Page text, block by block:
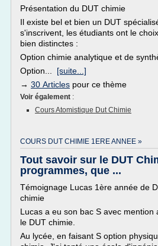
Présentation du DUT chimie
Il existe bel et bien un DUT
s'inscrivent, les étudiants ont le
bien distinctes :
Option chimie analytique et de
Option... [suite...]
→ 30 Articles pour ce thème
Voir également :
Cours Atomistique Dut Chimie
COURS DUT CHIMIE 1ERE ANNEE »
Tout savoir sur le DUT
programmes, que ...
Témoignage Lucas 1ère année de
chimie
Lucas a eu son bac S avec mention
le DUT chimie.
Au lycée, en faisant S option